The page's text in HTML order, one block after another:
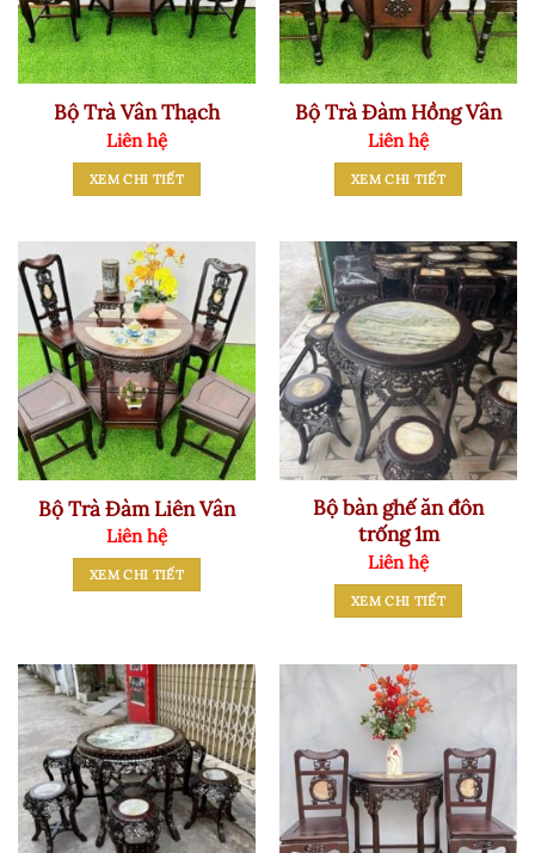
Bộ Trà Vân Thạch
Liên hệ
XEM CHI TIẾT
Bộ Trà Đàm Hồng Vân
Liên hệ
XEM CHI TIẾT
Bộ Trà Đàm Liên Vân
Liên hệ
XEM CHI TIẾT
Bộ bàn ghế ăn đôn
trống 1m
Liên hệ
XEM CHI TIẾT